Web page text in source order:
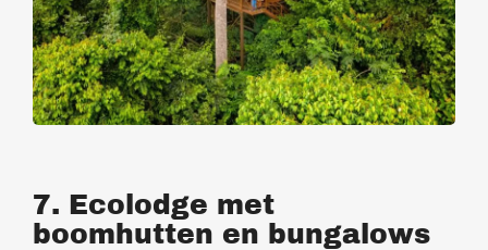
7. Ecolodge met
boomhutten en bungalows